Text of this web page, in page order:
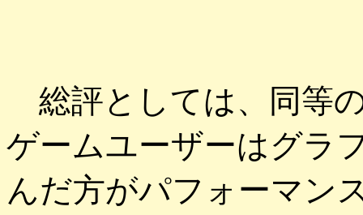
総評としては、同等
ゲームユーザーはグラ
んだ方がパフォーマン